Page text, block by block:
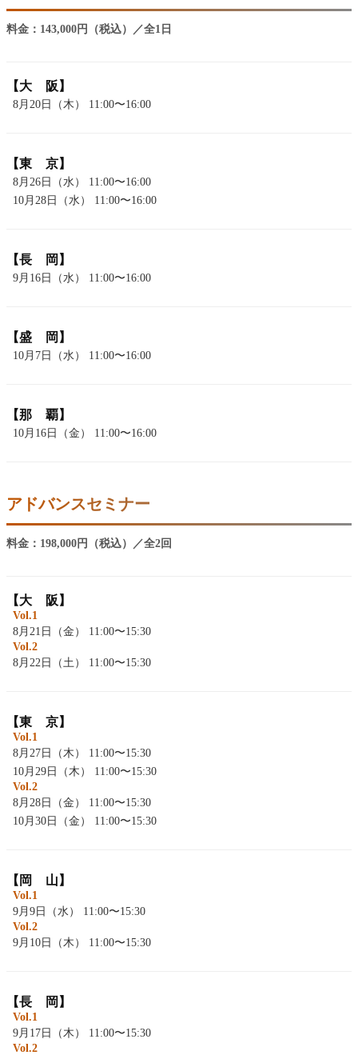
料金：143,000円（税込）／全1日
【大 阪】
8月20日（木） 11:00〜16:00
【東 京】
8月26日（水） 11:00〜16:00
10月28日（水） 11:00〜16:00
【長 岡】
9月16日（水） 11:00〜16:00
【盛 岡】
10月7日（水） 11:00〜16:00
【那 覇】
10月16日（金） 11:00〜16:00
アドバンスセミナー
料金：198,000円（税込）／全2回
【大 阪】
Vol.1
8月21日（金） 11:00〜15:30
Vol.2
8月22日（土） 11:00〜15:30
【東 京】
Vol.1
8月27日（木） 11:00〜15:30
10月29日（木） 11:00〜15:30
Vol.2
8月28日（金） 11:00〜15:30
10月30日（金） 11:00〜15:30
【岡 山】
Vol.1
9月9日（水） 11:00〜15:30
Vol.2
9月10日（木） 11:00〜15:30
【長 岡】
Vol.1
9月17日（木） 11:00〜15:30
Vol.2